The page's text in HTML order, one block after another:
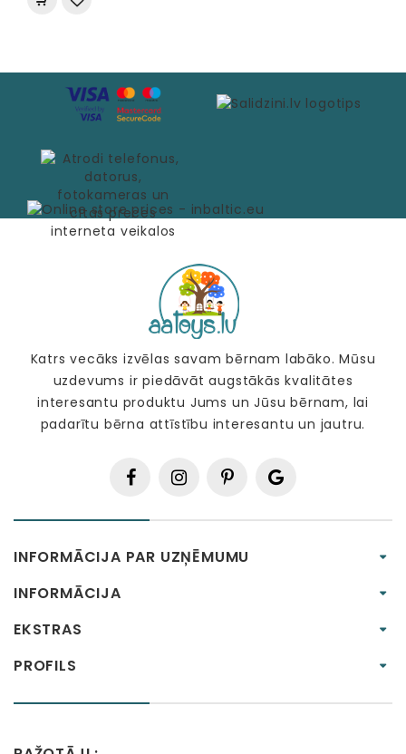
Katrs vecāks izvēlas savam bērnam labāko. Mūsu
uzdevums ir piedāvāt augstākās kvalitātes
interesantu produktu Jums un Jūsu bērnam, lai
padarītu bērna attīstību interesantu un jautru.
INFORMĀCIJA PAR UZŅĒMUMU
INFORMĀCIJA
EKSTRAS
PROFILS